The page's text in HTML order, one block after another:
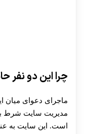
چرا این دو نفر
ماجرای دعوای میان
است. این سایت به